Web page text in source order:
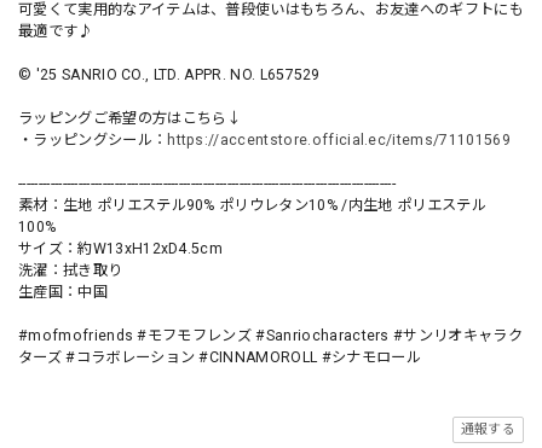
可愛くて実用的なアイテムは、普段使いはもちろん、お友達へのギフトにも
最適です♪
© '25 SANRIO CO., LTD. APPR. NO. L657529
ラッピングご希望の方はこちら↓
・ラッピングシール： https://accentstore.official.ec/items/71101569
----------------------------------------------------------------------------------------------
素材：生地 ポリエステル90% ポリウレタン10% /内生地 ポリエステル
100%
サイズ：約W13xH12xD4.5cm
洗濯：拭き取り
生産国：中国
#mofmofriends #モフモフレンズ #Sanriocharacters #サンリオキャラク
ターズ #コラボレーション #CINNAMOROLL #シナモロール
通報する